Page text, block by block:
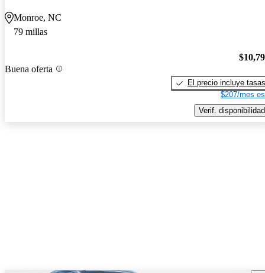
Monroe, NC
79 millas
Buena oferta
El precio incluye tasas
$207/mes
Verif. disponibilidad